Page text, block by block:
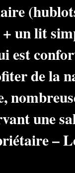
un lit
est
de la
une
–